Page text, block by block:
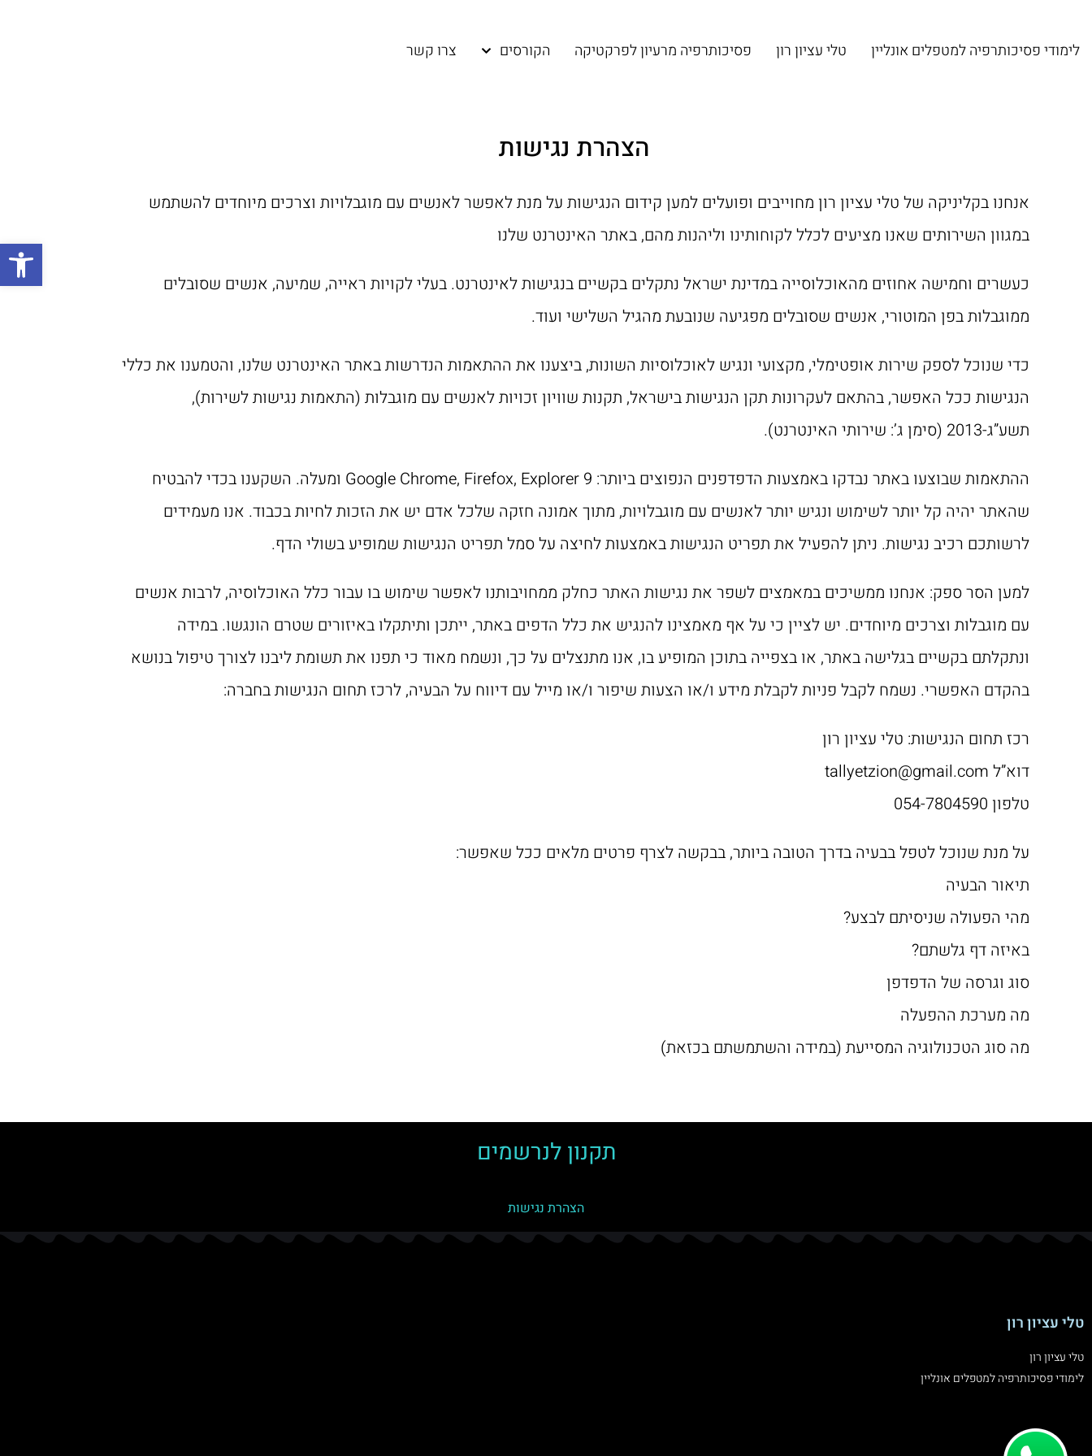
לימודי פסיכותרפיה למטפלים אונליין טלי עציון רון פסיכותרפיה מרעיון לפרקטיקה הקורסים צרו קשר
הצהרת נגישות
אנחנו בקליניקה של טלי עציון רון מחוייבים ופועלים למען קידום הנגישות על מנת לאפשר לאנשים עם מוגבלויות וצרכים מיוחדים להשתמש
במגוון השירותים שאנו מציעים לכלל לקוחותינו וליהנות מהם, באתר האינטרנט שלנו
כעשרים וחמישה אחוזים מהאוכלוסייה במדינת ישראל נתקלים בקשיים בנגישות לאינטרנט. בעלי לקויות ראייה, שמיעה, אנשים שסובלים
ממוגבלות בפן המוטורי, אנשים שסובלים מפגיעה שנובעת מהגיל השלישי ועוד.
כדי שנוכל לספק שירות אופטימלי, מקצועי ונגיש לאוכלוסיות השונות, ביצענו את ההתאמות הנדרשות באתר האינטרנט שלנו, והטמענו את כללי
הנגישות ככל האפשר, בהתאם לעקרונות תקן הנגישות בישראל, תקנות שוויון זכויות לאנשים עם מוגבלות (התאמות נגישות לשירות),
תשע”ג-2013 (סימן ג’: שירותי האינטרנט).
ההתאמות שבוצעו באתר נבדקו באמצעות הדפדפנים הנפוצים ביותר: Google Chrome, Firefox, Explorer 9 ומעלה. השקענו בכדי להבטיח
שהאתר יהיה קל יותר לשימוש ונגיש יותר לאנשים עם מוגבלויות, מתוך אמונה חזקה שלכל אדם יש את הזכות לחיות בכבוד. אנו מעמידים
לרשותכם רכיב נגישות. ניתן להפעיל את תפריט הנגישות באמצעות לחיצה על סמל תפריט הנגישות שמופיע בשולי הדף.
למען הסר ספק: אנחנו ממשיכים במאמצים לשפר את נגישות האתר כחלק ממחויבותנו לאפשר שימוש בו עבור כלל האוכלוסיה, לרבות אנשים
עם מוגבלות וצרכים מיוחדים. יש לציין כי על אף מאמצינו להנגיש את כלל הדפים באתר, ייתכן ותיתקלו באיזורים שטרם הונגשו. במידה
ונתקלתם בקשיים בגלישה באתר, או בצפייה בתוכן המופיע בו, אנו מתנצלים על כך, ונשמח מאוד כי תפנו את תשומת ליבנו לצורך טיפול בנושא
בהקדם האפשרי. נשמח לקבל פניות לקבלת מידע ו/או הצעות שיפור ו/או מייל עם דיווח על הבעיה, לרכז תחום הנגישות בחברה:
רכז תחום הנגישות: טלי עציון רון
דוא”ל tallyetzion@gmail.com
טלפון 054-7804590
על מנת שנוכל לטפל בבעיה בדרך הטובה ביותר, בבקשה לצרף פרטים מלאים ככל שאפשר:
תיאור הבעיה
מהי הפעולה שניסיתם לבצע?
באיזה דף גלשתם?
סוג וגרסה של הדפדפן
מה מערכת ההפעלה
מה סוג הטכנולוגיה המסייעת (במידה והשתמשתם בכזאת)
תקנון לנרשמים
הצהרת נגישות
טלי עציון רון
טלי עציון רון
לימודי פסיכותרפיה למטפלים אונליין